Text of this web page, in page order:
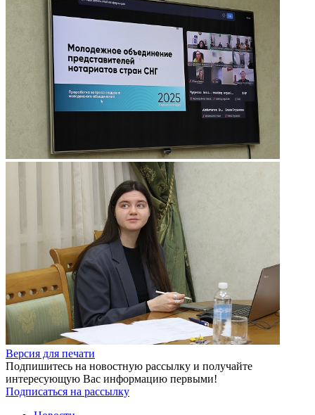
Версия для печати
Подпишитесь на новостную рассылку и получайте
интересующую Вас информацию первыми!
Подписаться на рассылку